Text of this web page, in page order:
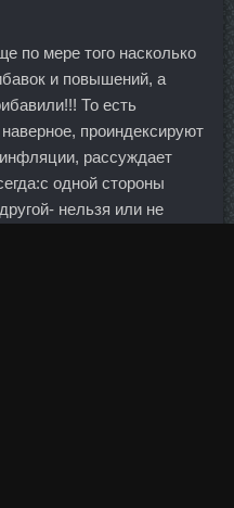
по мере того насколько
и повышений, а
То есть
проиндексируют
рассуждает
одной стороны
нельзя или не